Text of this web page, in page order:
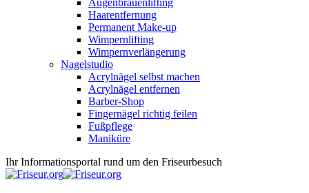
Augenbrauenlifting
Haarentfernung
Permanent Make-up
Wimpernlifting
Wimpernverlängerung
Nagelstudio
Acrylnägel selbst machen
Acrylnägel entfernen
Barber-Shop
Fingernägel richtig feilen
Fußpflege
Maniküre
Ihr Informationsportal rund um den Friseurbesuch